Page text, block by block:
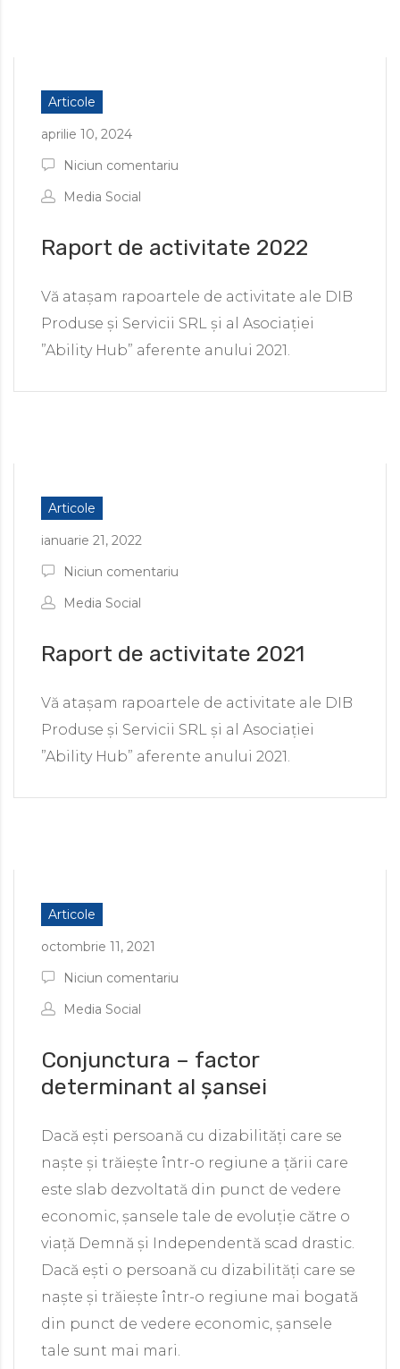
Articole
aprilie 10, 2024
Niciun comentariu
Media Social
Raport de activitate 2022
Vă atașam rapoartele de activitate ale DIB
Produse și Servicii SRL și al Asociației
”Ability Hub” aferente anului 2021.
Articole
ianuarie 21, 2022
Niciun comentariu
Media Social
Raport de activitate 2021
Vă atașam rapoartele de activitate ale DIB
Produse și Servicii SRL și al Asociației
”Ability Hub” aferente anului 2021.
Articole
octombrie 11, 2021
Niciun comentariu
Media Social
Conjunctura – factor
determinant al șansei
Dacă ești persoană cu dizabilități care se
naște și trăiește într-o regiune a țării care
este slab dezvoltată din punct de vedere
economic, șansele tale de evoluție către o
viață Demnă și Independentă scad drastic.
Dacă ești o persoană cu dizabilități care se
naște și trăiește într-o regiune mai bogată
din punct de vedere economic, șansele
tale sunt mai mari.